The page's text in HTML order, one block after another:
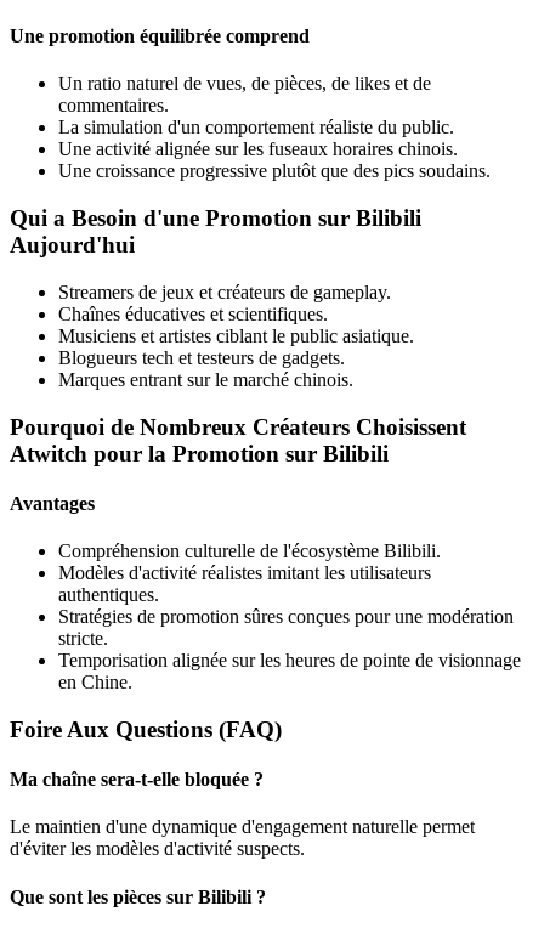
Une promotion équilibrée comprend
Un ratio naturel de vues, de pièces, de likes et de
commentaires.
La simulation d'un comportement réaliste du public.
Une activité alignée sur les fuseaux horaires chinois.
Une croissance progressive plutôt que des pics soudains.
Qui a Besoin d'une Promotion sur Bilibili
Aujourd'hui
Streamers de jeux et créateurs de gameplay.
Chaînes éducatives et scientifiques.
Musiciens et artistes ciblant le public asiatique.
Blogueurs tech et testeurs de gadgets.
Marques entrant sur le marché chinois.
Pourquoi de Nombreux Créateurs Choisissent
Atwitch pour la Promotion sur Bilibili
Avantages
Compréhension culturelle de l'écosystème Bilibili.
Modèles d'activité réalistes imitant les utilisateurs
authentiques.
Stratégies de promotion sûres conçues pour une modération
stricte.
Temporisation alignée sur les heures de pointe de visionnage
en Chine.
Foire Aux Questions (FAQ)
Ma chaîne sera-t-elle bloquée ?
Le maintien d'une dynamique d'engagement naturelle permet
d'éviter les modèles d'activité suspects.
Que sont les pièces sur Bilibili ?